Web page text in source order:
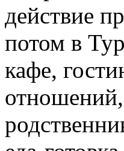
действие
потом в
кафе,
отношений,